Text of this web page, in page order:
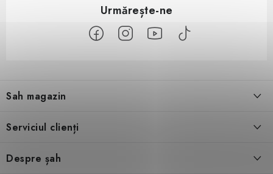
b
o
Sah magazin
Despre noi
Serviciul clienți
Condiţii generale de vânzare
Despre șah